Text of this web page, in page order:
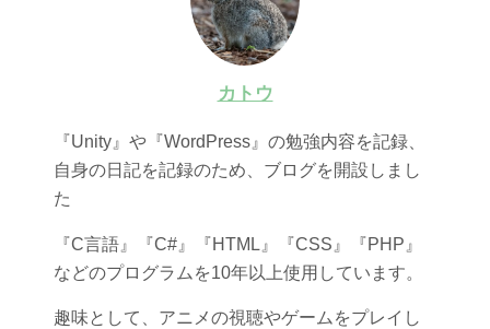
カトウ
『Unity』や『WordPress』の勉強内容を記録、
自身の日記を記録のため、ブログを開設しまし
た
『C言語』『C#』『HTML』『CSS』『PHP』
などのプログラムを10年以上使用しています。
趣味として、アニメの視聴やゲームをプレイし